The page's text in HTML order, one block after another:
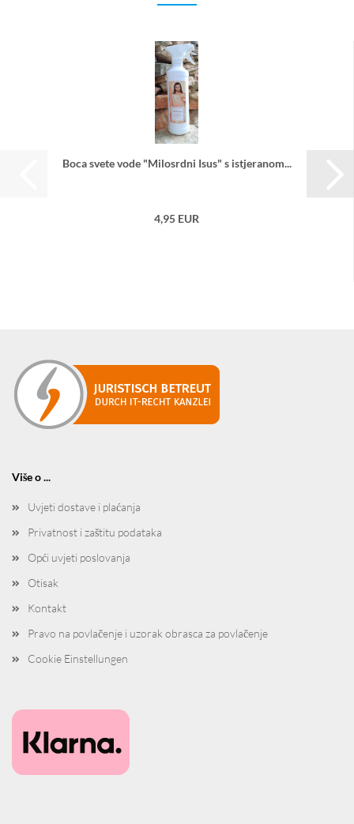
Boca svete vode "Mi­lo­srd­ni Isus" s is­tje­ra­nom...
4,95 EUR
Više o ...
Uvjeti dostave i plaćanja
Privatnost i zaštitu podataka
Opći uvjeti poslovanja
Otisak
Kontakt
Pravo na povlačenje i uzorak obrasca za povlačenje
Cookie Einstellungen